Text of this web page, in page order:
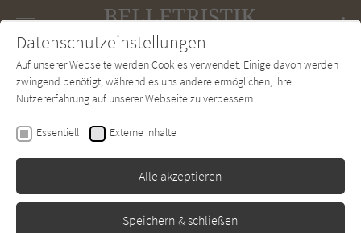
SUCHE Forum Charts Newsletter
Virginie Despentes
Die Unberührte
Erschienen: Januar 1999 Bibliogr. Angaben
Datenschutzeinstellungen
Auf unserer Webseite werden Cookies verwendet. Einige davon werden
zwingend benötigt, während es uns andere ermöglichen, Ihre
Nutzererfahrung auf unserer Webseite zu verbessern.
Essentiell Externe Inhalte
Alle akzeptieren
Speichern & schließen